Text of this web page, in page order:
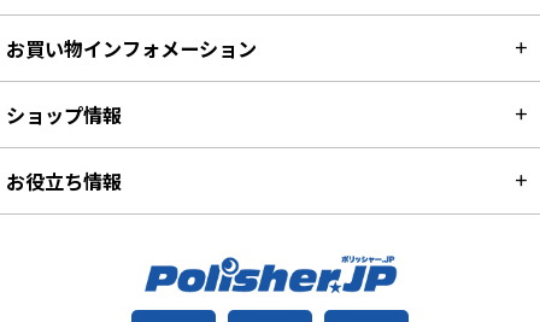
お買い物インフォメーション
ショップ情報
お役立ち情報